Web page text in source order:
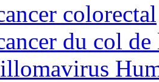
colorectal
du col de